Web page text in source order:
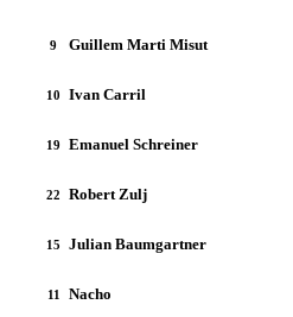
9 Guillem Marti Misut
10 Ivan Carril
19 Emanuel Schreiner
22 Robert Zulj
15 Julian Baumgartner
11 Nacho